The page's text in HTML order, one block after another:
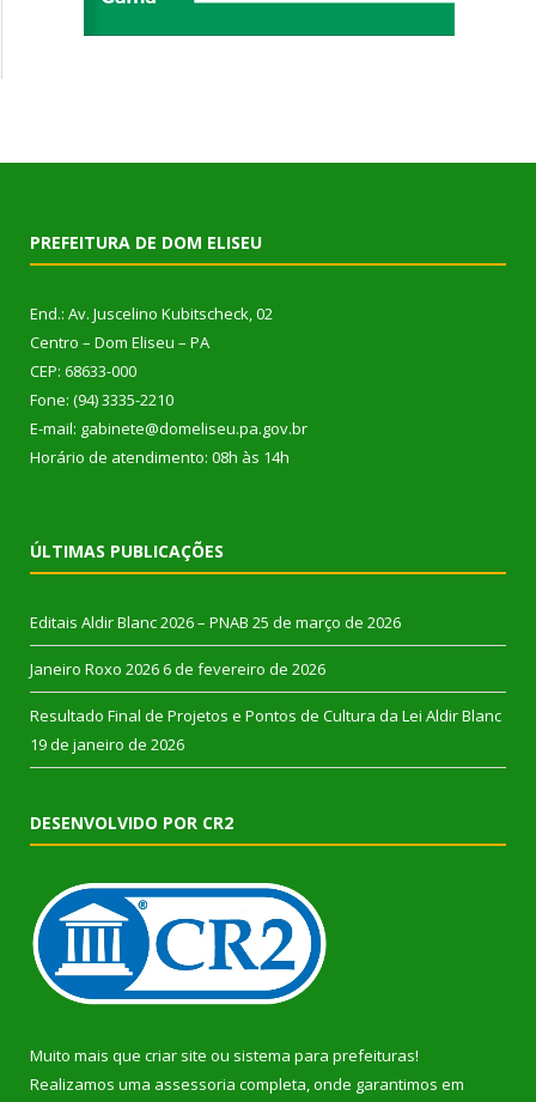
PREFEITURA DE DOM ELISEU
End.: Av. Juscelino Kubitscheck, 02
Centro – Dom Eliseu – PA
CEP: 68633-000
Fone: (94) 3335-2210
E-mail: gabinete@domeliseu.pa.gov.br
Horário de atendimento: 08h às 14h
ÚLTIMAS PUBLICAÇÕES
Editais Aldir Blanc 2026 – PNAB 25 de março de 2026
Janeiro Roxo 2026 6 de fevereiro de 2026
Resultado Final de Projetos e Pontos de Cultura da Lei Aldir Blanc
19 de janeiro de 2026
DESENVOLVIDO POR CR2
Muito mais que criar site ou sistema para prefeituras!
Realizamos uma assessoria completa, onde garantimos em